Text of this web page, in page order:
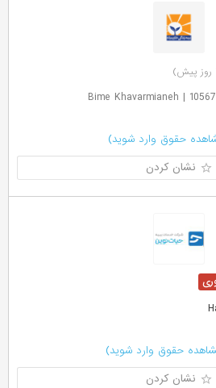
حقوق وارد شوید)
نشان کردن
حقوق وارد شوید)
نشان کردن